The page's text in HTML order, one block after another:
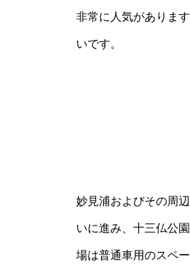
非常に人気がありま
いです。
妙見浦およびその周
いに進み、十三仏公
場は普通車用のスペ